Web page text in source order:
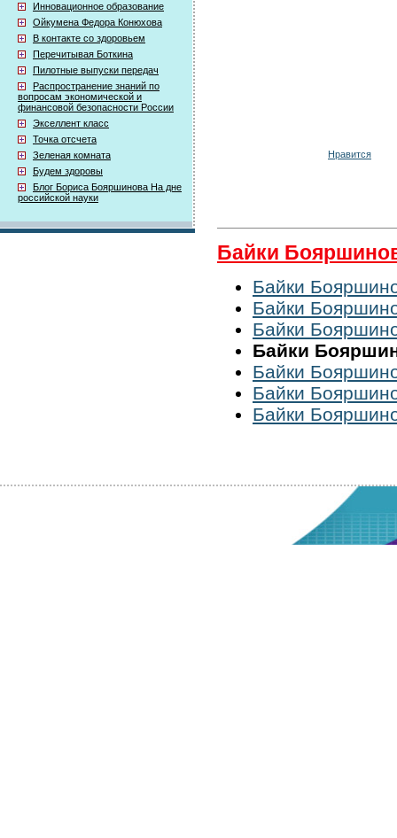
Инновационное образование
Ойкумена Федора Конюхова
В контакте со здоровьем
Перечитывая Боткина
Пилотные выпуски передач
Распространение знаний по
вопросам экономической и
финансовой безопасности России
Экселлент класс
Точка отсчета
Зеленая комната
Будем здоровы
Блог Бориса Бояршинова На дне
российской науки
Нравится
Байки
Байки
Байки
Байки
Байки
Байки
Байки
Байки